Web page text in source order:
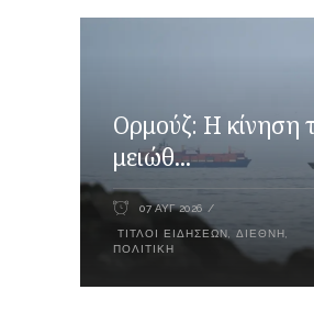
Ορμούζ: Η κίνηση
μειώθ...
07 ΑΥΓ 2026
ΤΊΤΛΟΙ ΕΙΔΉΣΕΩΝ ΔΙΕΘΝΉ
ΠΟΛΙΤΙΚΉ